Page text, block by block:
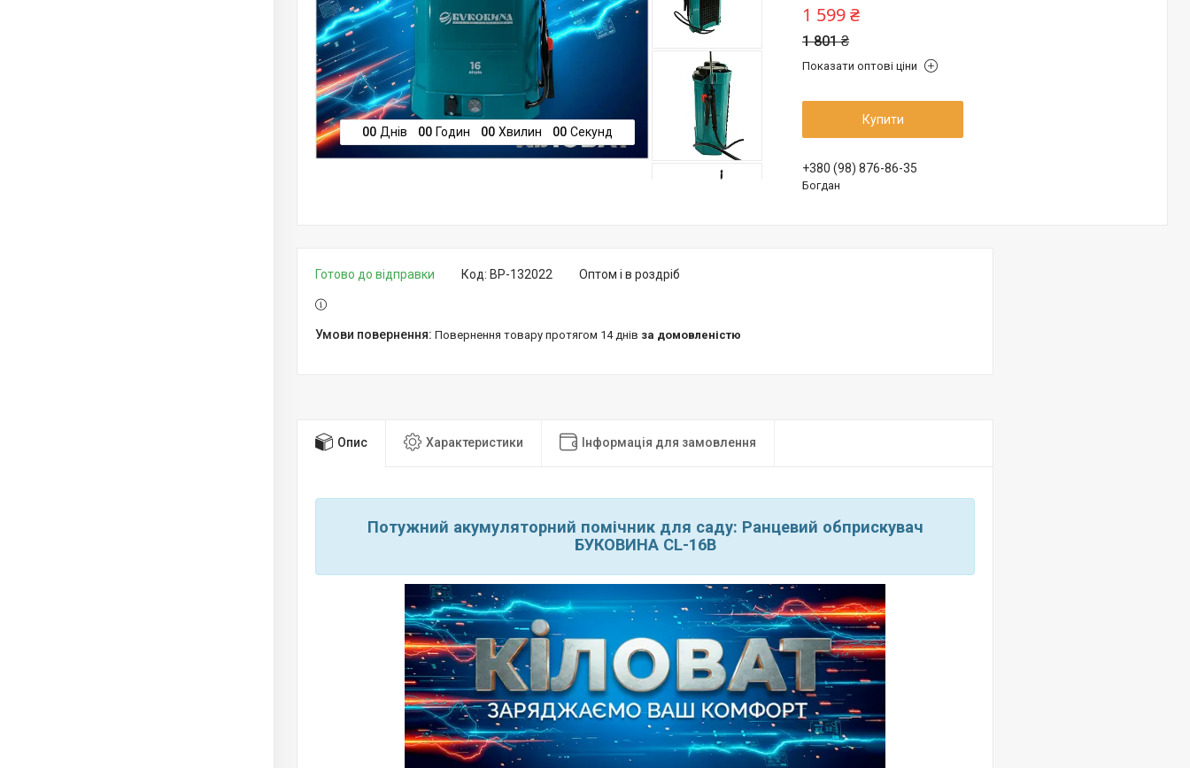
00 Днів 00 Годин 00 Хвилин 00 Секунд
1 801 ₴
1 599 ₴
Показати оптові ціни
Купити
+380 (98) 876-86-35
Богдан
Готово до відправки Оптом і в роздріб
Код: BP-132022
повернення товару протягом 14 днів за домовленістю
Опис Характеристики Інформація для замовлення
Потужний акумуляторний помічник для саду: Ранцевий обприскувач
БУКОВИНА CL-16В